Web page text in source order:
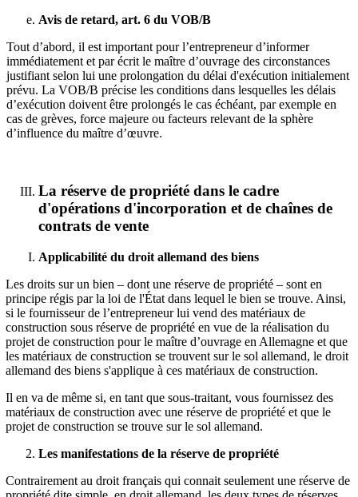
Avis de retard, art. 6 du VOB/B
Tout d’abord, il est important pour l’entrepreneur d’informer
immédiatement et par écrit le maître d’ouvrage des circonstances
justifiant selon lui une prolongation du délai d'exécution initialement
prévu. La VOB/B précise les conditions dans lesquelles les délais
d’exécution doivent être prolongés le cas échéant, par exemple en
cas de grèves, force majeure ou facteurs relevant de la sphère
d’influence du maître d’œuvre.
La réserve de propriété dans le cadre
d'opérations d'incorporation et de chaînes de
contrats de vente
Applicabilité du droit allemand des biens
Les droits sur un bien – dont une réserve de propriété – sont en
principe régis par la loi de l'État dans lequel le bien se trouve. Ainsi,
si le fournisseur de l’entrepreneur lui vend des matériaux de
construction sous réserve de propriété en vue de la réalisation du
projet de construction pour le maître d’ouvrage en Allemagne et que
les matériaux de construction se trouvent sur le sol allemand, le droit
allemand des biens s'applique à ces matériaux de construction.
Il en va de même si, en tant que sous-traitant, vous fournissez des
matériaux de construction avec une réserve de propriété et que le
projet de construction se trouve sur le sol allemand.
Les manifestations de la réserve de propriété
Contrairement au droit français qui connait seulement une réserve de